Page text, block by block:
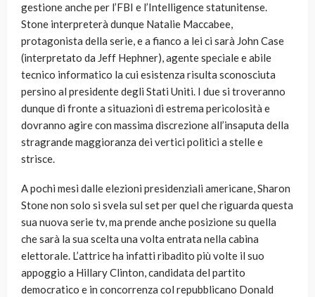
gestione anche per l’FBI e l’Intelligence statunitense.
Stone interpreterà dunque Natalie Maccabee,
protagonista della serie, e a fianco a lei ci sarà John Case
(interpretato da Jeff Hephner), agente speciale e abile
tecnico informatico la cui esistenza risulta sconosciuta
persino al presidente degli Stati Uniti. I due si troveranno
dunque di fronte a situazioni di estrema pericolosità e
dovranno agire con massima discrezione all’insaputa della
stragrande maggioranza dei vertici politici a stelle e
strisce.
A pochi mesi dalle elezioni presidenziali americane, Sharon
Stone non solo si svela sul set per quel che riguarda questa
sua nuova serie tv, ma prende anche posizione su quella
che sarà la sua scelta una volta entrata nella cabina
elettorale. L’attrice ha infatti ribadito più volte il suo
appoggio a Hillary Clinton, candidata del partito
democratico e in concorrenza col repubblicano Donald